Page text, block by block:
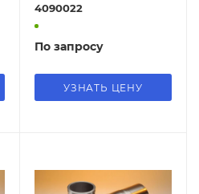
4090022
По запросу
УЗНАТЬ ЦЕНУ